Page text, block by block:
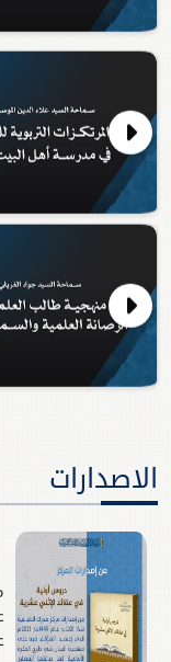
الشيعه من
المرتكزات
17 مارس 2026
الاصدارات